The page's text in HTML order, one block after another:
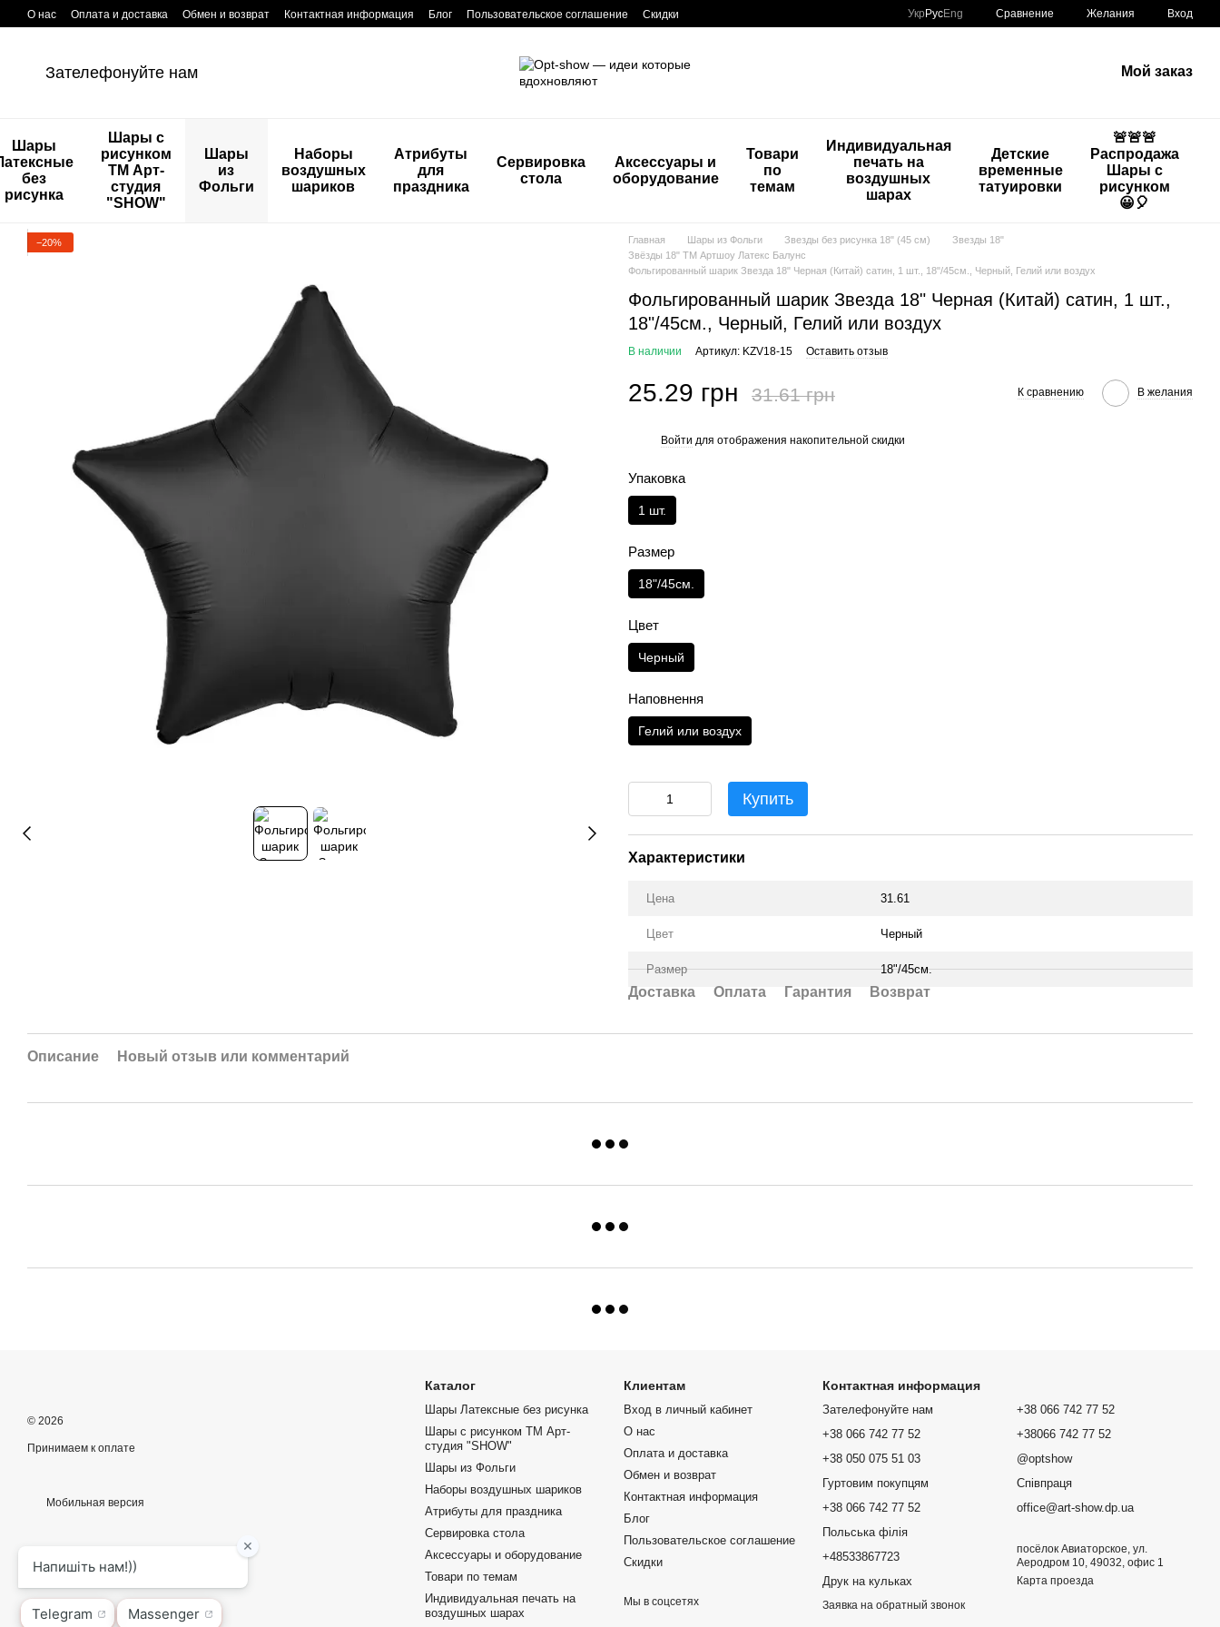
Перейти к основному контенту
О нас Оплата и доставка Обмен и возврат Контактная информация Блог Пользовательское соглашение Скидки Укр РусEng Сравнение Желания Вход
Зателефонуйте нам Мой заказ
Шары
без
рисунка
Шары с
рисунком
ТМ Арт-
студия
"SHOW"
Шары
из
Фольги
Наборы
воздушных
шариков
Атрибуты
для
праздника
Сервировка
стола
Аксессуары и
оборудование
Товари
по
темам
Индивидуальная
печать на
воздушных
шарах
Детские
временные
татуировки
🚨🚨🚨
Распродажа
Шары с
рисунком
😀🎈
−20% Главная Шары из Фольги Звезды без рисунка 18" (45 см)
Звезды 18"
Звёзды 18" ТМ Артшоу Латекс Балунс
Фольгированный шарик Звезда 18" Черная (Китай) сатин, 1 шт., 18"/45см., Черный, Гелий или воздух
Фольгированный шарик Звезда 18" Черная (Китай) сатин, 1 шт.,
18"/45см., Черный, Гелий или воздух
В наличии Артикул: KZV18-15 Оставить отзыв
25.29 грн 31.61 грн К сравнению В желания
Войти для отображения накопительной скидки
Упаковка
1 шт.
Размер
18"/45см.
Цвет
Черный
Наповнення
Гелий или воздух
Купить
Характеристики
Цена 31.61
Цвет Черный
Размер 18"/45см.
Доставка Оплата Гарантия Возврат
Описание Новый отзыв или комментарий
© 2026
Принимаем к оплате
Мобильная версия
Каталог
Шары Латексные без рисунка
Шары с рисунком ТМ Арт-
студия "SHOW"
Шары из Фольги
Наборы воздушных шариков
Атрибуты для праздника
Сервировка стола
Аксессуары и оборудование
Товари по темам
Индивидуальная печать на
воздушных шарах
Клиентам
Вход в личный кабинет
О нас
Оплата и доставка
Обмен и возврат
Контактная информация
Блог
Пользовательское соглашение
Скидки
Мы в соцсетях
Контактная информация
Зателефонуйте нам
+38 066 742 77 52
+38 050 075 51 03
Гуртовим покупцям
+38 066 742 77 52
Польська філія
+48533867723
Друк на кульках
Заявка на обратный звонок
+38 066 742 77 52
+38066 742 77 52
@optshow
Співпраця
office@art-show.dp.ua
посёлок Авиаторское, ул.
Аеродром 10, 49032, офис 1
Карта проезда